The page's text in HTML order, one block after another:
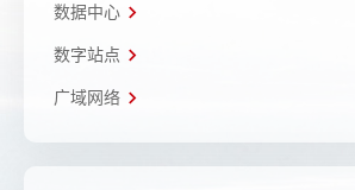
数据中心
数字站点
广域网络